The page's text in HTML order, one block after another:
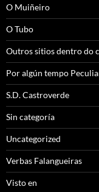
O Muiñeiro
O Tubo
Outros sitios dentro do
Por algún tempo
S.D. Castroverde
Sin categoría
Uncategorized
Verbas Falangueiras
Visto en